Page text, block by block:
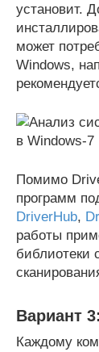
установит.
может
Windows,
Помимо
программ
DriverHub,
работы
библиотеки
Вариант
Каждому